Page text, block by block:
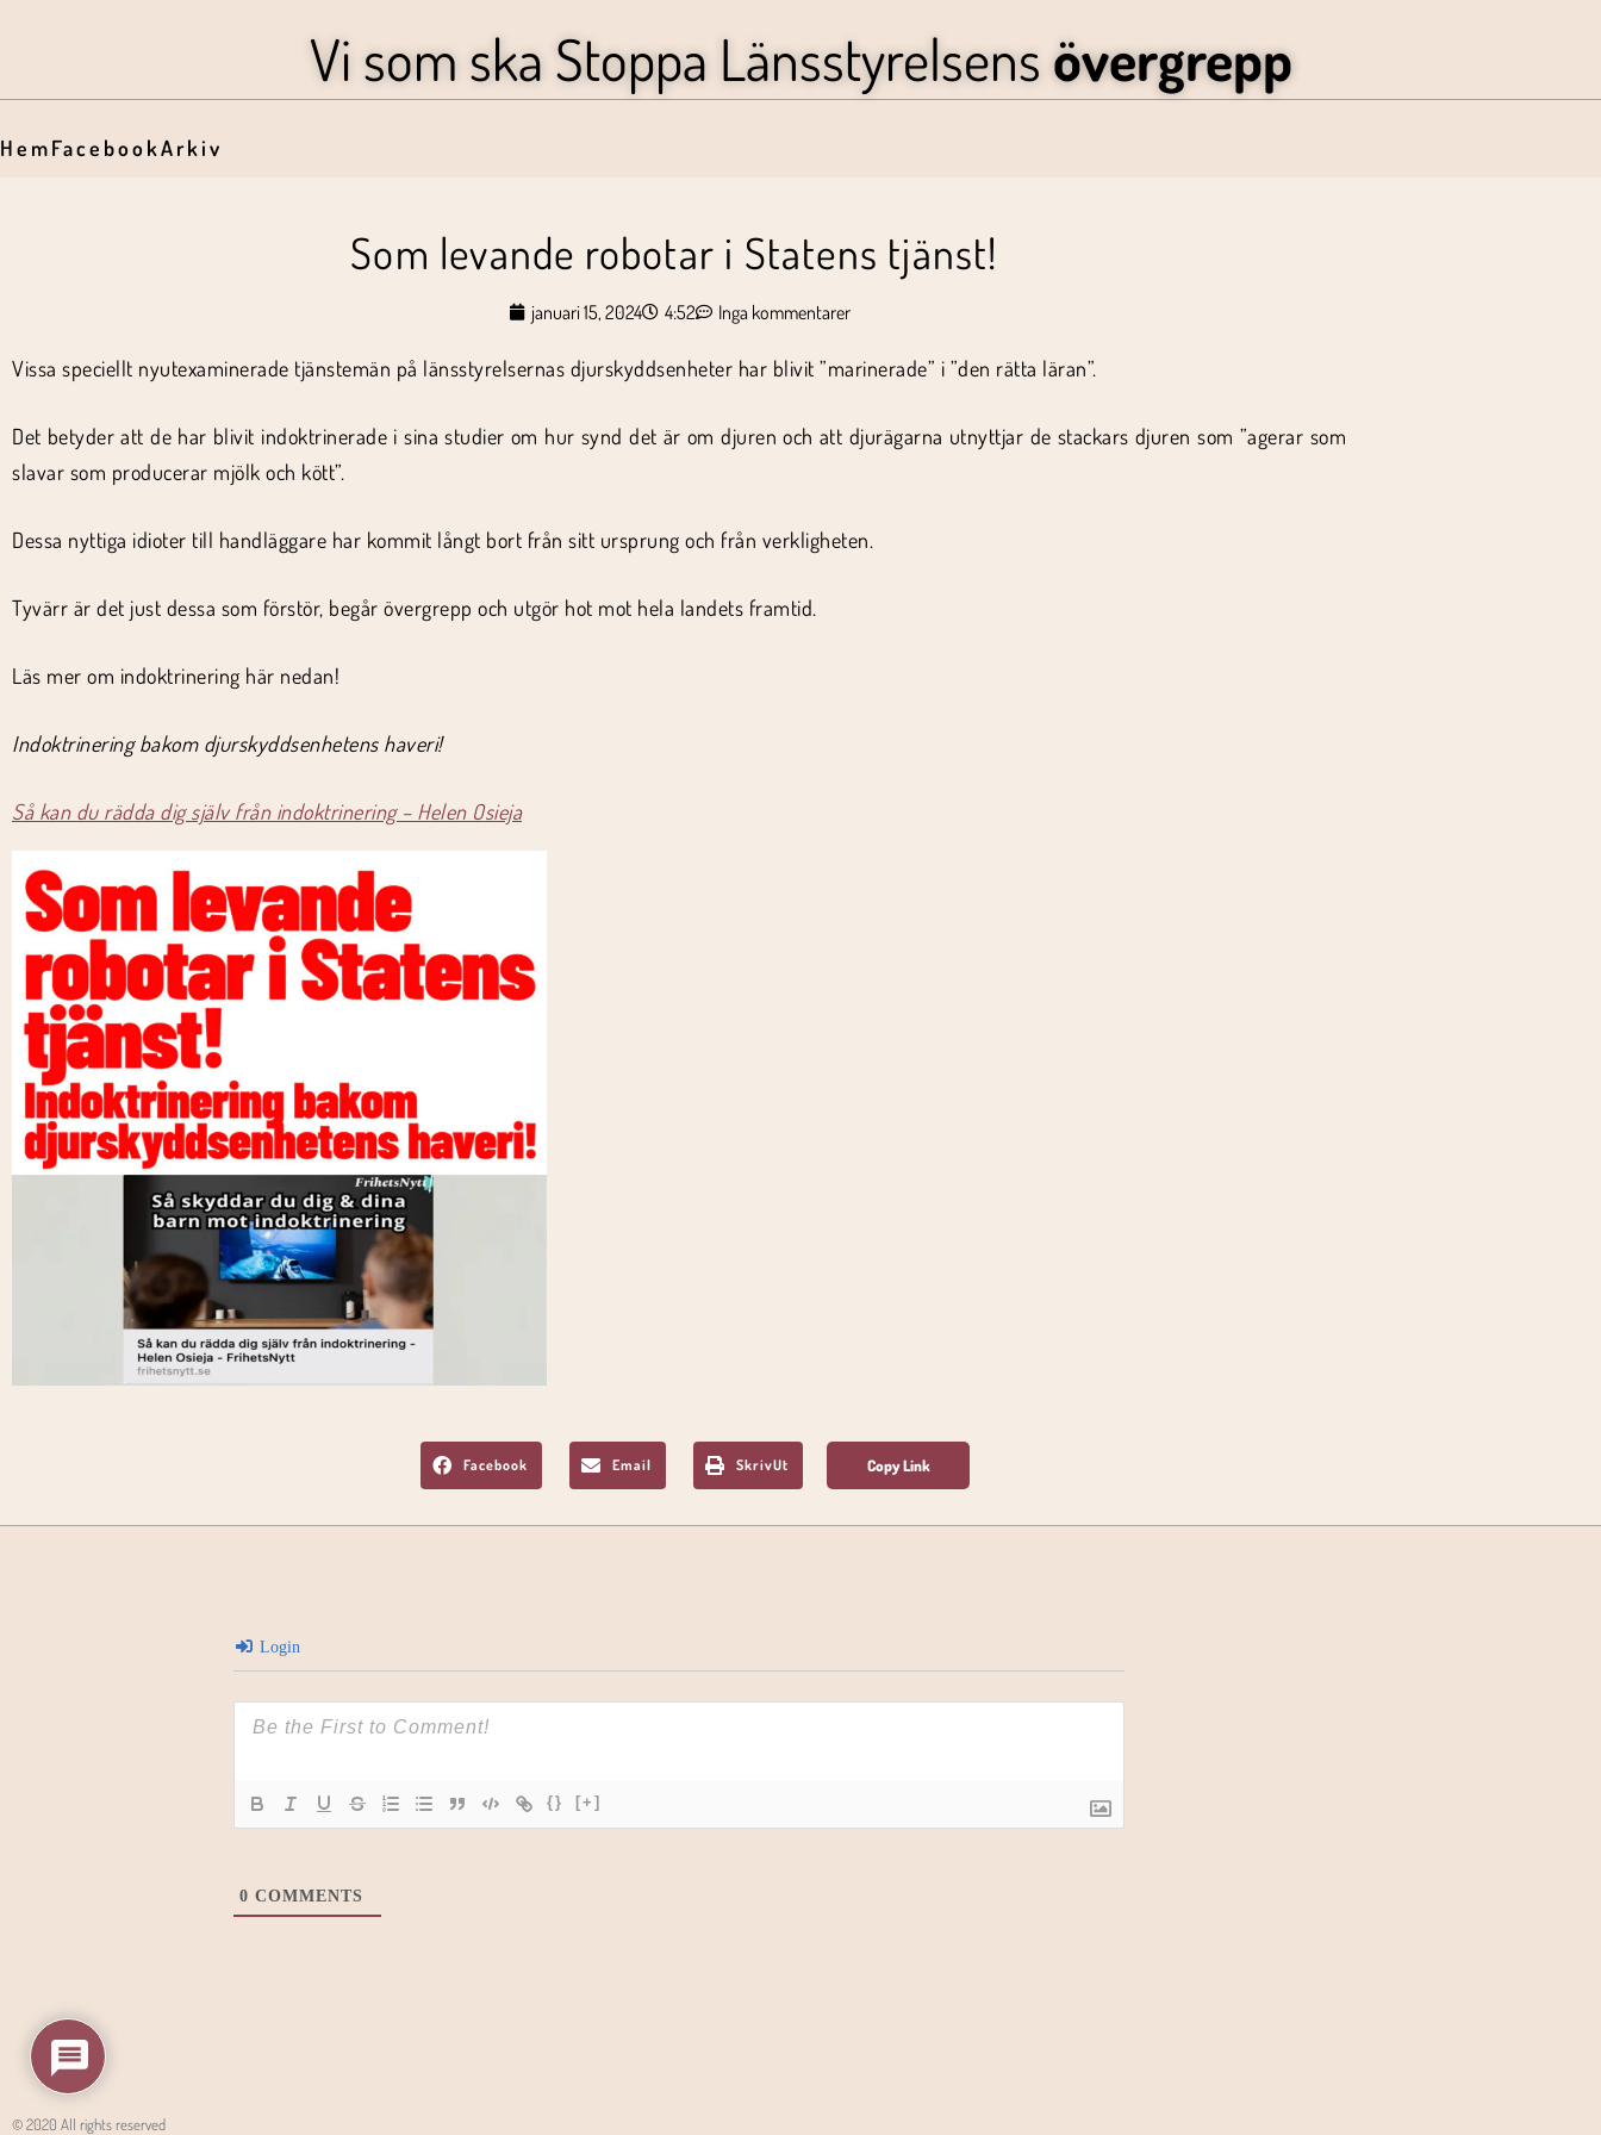
Vi som ska Stoppa Länsstyrelsens övergrepp
HemFacebookArkiv
Som levande robotar i Statens tjänst!
januari 15, 2024 4:52 Inga kommentarer
Vissa speciellt nyutexaminerade tjänstemän på länsstyrelsernas djurskyddsenheter har blivit ”marinerade” i ”den rätta läran”.
Det betyder att de har blivit indoktrinerade i sina studier om hur synd det är om djuren och att djurägarna utnyttjar de stackars djuren som ”agerar som
slavar som producerar mjölk och kött”.
Dessa nyttiga idioter till handläggare har kommit långt bort från sitt ursprung och från verkligheten.
Tyvärr är det just dessa som förstör, begår övergrepp och utgör hot mot hela landets framtid.
Läs mer om indoktrinering här nedan!
Indoktrinering bakom djurskyddsenhetens haveri!
Så kan du rädda dig själv från indoktrinering – Helen Osieja
Facebook Email SkrivUt
Login
{} [+]
0 COMMENTS
© 2020 All rights reserved